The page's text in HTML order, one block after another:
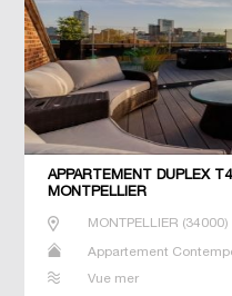
APPARTEMENT DUPLEX
MONTPELLIER
MONTPELLIER (34000)
Appartement
Vue mer